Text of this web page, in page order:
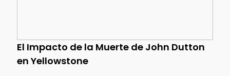
El Impacto de la Muerte de John Dutton
en Yellowstone